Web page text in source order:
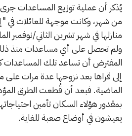
يُذكر أن عملية توزيع المساعدات جرى
من شهر، وكانت موجهة للعائلات في
منازلها في شهر تشرين الثاني/نوفمبر
ولم تحصل على أي مساعدات منذ
المفترض أن تساعد تلك المساعدات
إلى قراها بعد نزوحها عدة مرات على
الماضية. فبعد أن قُطعت الطرق
بمقدور هؤلاء السكان تأمين
يعيشون في أوضاع صعبة للغاية.